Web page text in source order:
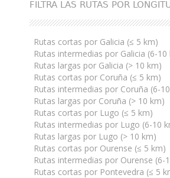
FILTRA LAS RUTAS POR
Rutas cortas por Galicia (≤ 5 km)
Rutas intermedias por Galicia (6-10
Rutas largas por Galicia (> 10 km)
Rutas cortas por Coruña (≤ 5 km)
Rutas intermedias por Coruña (6-
Rutas largas por Coruña (> 10 km)
Rutas cortas por Lugo (≤ 5 km)
Rutas intermedias por Lugo (6-10
Rutas largas por Lugo (> 10 km)
Rutas cortas por Ourense (≤ 5 km)
Rutas intermedias por Ourense (6-
Rutas cortas por Pontevedra (≤ 5